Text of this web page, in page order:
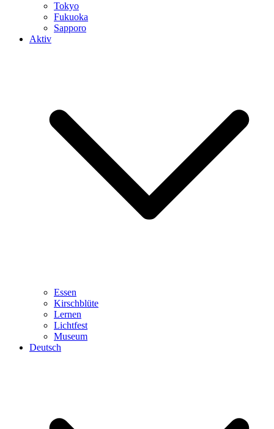
Tokyo
Fukuoka
Sapporo
Aktiv
Essen
Kirschblüte
Lernen
Lichtfest
Museum
Deutsch